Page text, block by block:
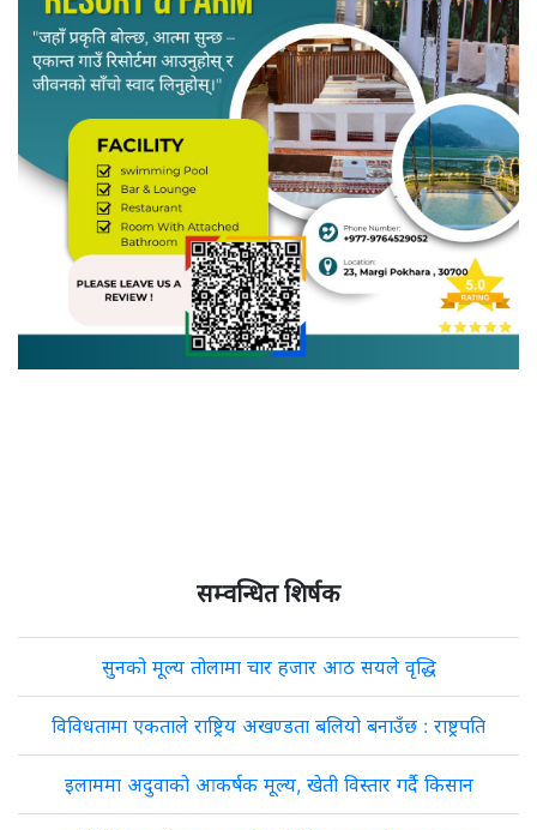
सम्वन्धित शिर्षक
सुनको मूल्य तोलामा चार हजार आठ सयले वृद्धि
विविधतामा एकताले राष्ट्रिय अखण्डता बलियो बनाउँछ : राष्ट्रपति
इलाममा अदुवाको आकर्षक मूल्य, खेती विस्तार गर्दै किसान